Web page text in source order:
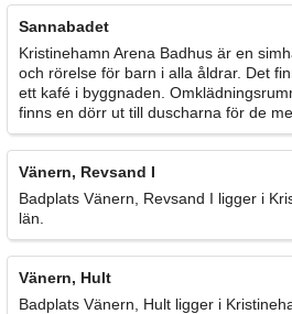
Sannabadet
Kristinehamn Arena Badhus är en
och rörelse för barn i alla åldrar. Det
ett kafé i byggnaden.
finns en dörr ut till duscharna för de
Vänern, Revsand I
Badplats Vänern, Revsand I ligger i
län.
Vänern, Hult
Badplats Vänern, Hult ligger i